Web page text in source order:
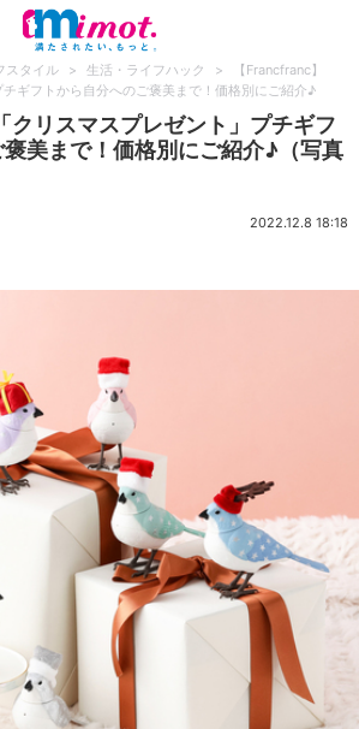
スタイル > 生活・ライフハック >
【Francfranc】
チギフトから自分へのご褒美まで！価格別にご紹介♪
クリスマスプレゼント」プチギフ
褒美まで！価格別にご紹介♪（写真
2022.12.8 18:18